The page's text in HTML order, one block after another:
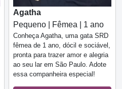
Agatha
Pequeno | Fêmea | 1 ano
Conheça Agatha, uma gata SRD
fêmea de 1 ano, dócil e sociável,
pronta para trazer amor e alegria
ao seu lar em São Paulo. Adote
essa companheira especial!